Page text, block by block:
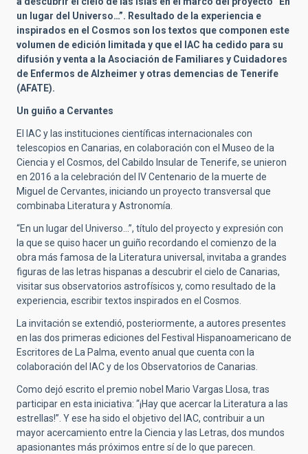
un lugar del Universo…”. Resultado de la experiencia e
inspirados en el Cosmos son los textos que componen este
volumen de edición limitada y que el IAC ha cedido para su
difusión y venta a la Asociación de Familiares y Cuidadores
de Enfermos de Alzheimer y otras demencias de Tenerife
(AFATE).
Un guiño a Cervantes
El IAC y las instituciones científicas internacionales con
telescopios en Canarias, en colaboración con el Museo de la
Ciencia y el Cosmos, del Cabildo Insular de Tenerife, se unieron
en 2016 a la celebración del IV Centenario de la muerte de
Miguel de Cervantes, iniciando un proyecto transversal que
combinaba Literatura y Astronomía.
“En un lugar del Universo…”, título del proyecto y expresión con
la que se quiso hacer un guiño recordando el comienzo de la
obra más famosa de la Literatura universal, invitaba a grandes
figuras de las letras hispanas a descubrir el cielo de Canarias,
visitar sus observatorios astrofísicos y, como resultado de la
experiencia, escribir textos inspirados en el Cosmos.
La invitación se extendió, posteriormente, a autores presentes
en las dos primeras ediciones del Festival Hispanoamericano de
Escritores de La Palma, evento anual que cuenta con la
colaboración del IAC y de los Observatorios de Canarias.
Como dejó escrito el premio nobel Mario Vargas Llosa, tras
participar en esta iniciativa: “¡Hay que acercar la Literatura a las
estrellas!”. Y ese ha sido el objetivo del IAC, contribuir a un
mayor acercamiento entre la Ciencia y las Letras, dos mundos
apasionantes más próximos entre sí de lo que parecen.